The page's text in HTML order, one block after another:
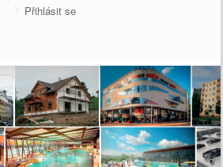
Přihlásit se